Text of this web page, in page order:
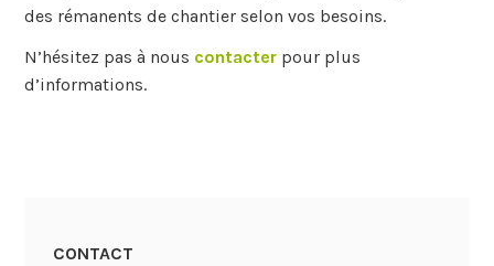
des rémanents de chantier selon vos besoins.
N’hésitez pas à nous contacter pour plus
d’informations.
CONTACT